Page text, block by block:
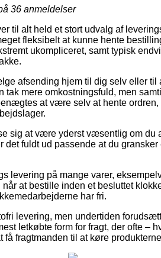
36 anmeldelser
til alt held et stort udvalg af
fleksibelt at kunne hente
ukompliceret, samt typisk
afsending hjem til dig selv eller til
tak mere omkostningsfuld, men
at være selv at hente ordren,
sig at være yderst væsentlig om du
det fuldt ud passende at du
levering på mange varer,
at bestille inden et besluttet
har fri.
levering, men undertiden
letkøbte form for fragt, der ofte –
fragtmanden til at køre